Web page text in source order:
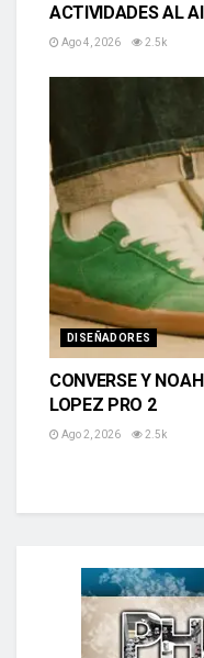
ACTIVIDADES AL
Ago 4, 2026 2.5k
DISEÑADORES
CONVERSE Y
LOPEZ PRO 2
Ago 2, 2026 2.5k